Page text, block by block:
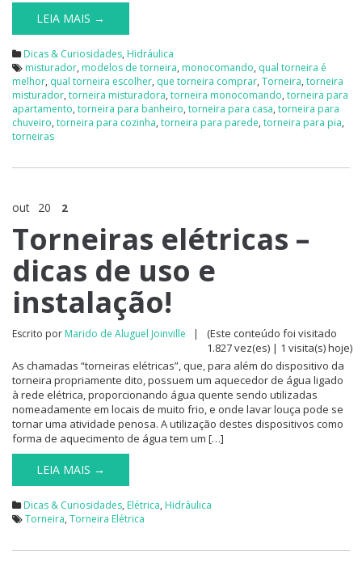
LEIA MAIS →
Dicas & Curiosidades, Hidráulica
misturador, modelos de torneira, monocomando, qual torneira é
melhor, qual torneira escolher, que torneira comprar, Torneira, torneira
misturador, torneira misturadora, torneira monocomando, torneira para
apartamento, torneira para banheiro, torneira para casa, torneira para
chuveiro, torneira para cozinha, torneira para parede, torneira para pia,
torneiras
out 20 2
Torneiras elétricas –
dicas de uso e
instalação!
Escrito por Marido de Aluguel Joinville |
(Este conteúdo foi visitado
1.827 vez(es) | 1 visita(s) hoje)
As chamadas “torneiras elétricas”, que, para além do dispositivo da
torneira propriamente dito, possuem um aquecedor de água ligado
à rede elétrica, proporcionando água quente sendo utilizadas
nomeadamente em locais de muito frio, e onde lavar louça pode se
tornar uma atividade penosa. A utilização destes dispositivos como
forma de aquecimento de água tem um […]
LEIA MAIS →
Dicas & Curiosidades, Elétrica, Hidráulica
Torneira, Torneira Elétrica